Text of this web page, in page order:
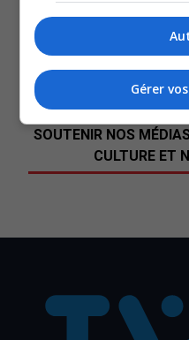
QUESTION DU JOUR
SOUTENIR NOS
CULTURE ET
Gérer